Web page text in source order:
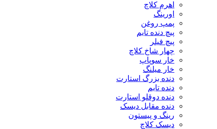
اهرم کلاچ
اورینگ
پمپ روغن
پیچ دنده تایم
پیچ فیلر
چهار شاخ کلاچ
خار سوپاپ
خار میلنگ
دنده بزرگ استارت
دنده تایم
دنده دوقلو استارت
دنده مقابل دیسک
رینگ و پیستون
دیسک کلاچ